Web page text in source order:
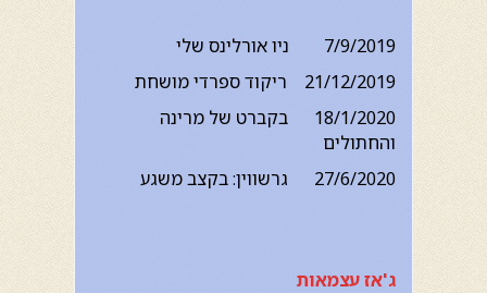
7/9/2019 ניו אורלינס שלי
21/12/2019 ריקוד ספרדי מושחת
18/1/2020 בקברט של מרינה
והחתולים
27/6/2020 גרשווין: בקצב משגע
ג'אז עצמאות